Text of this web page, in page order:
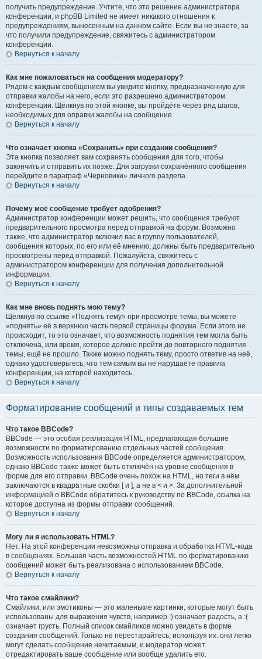
получить предупреждение. Учтите, что это решение администратора
конференции, и phpBB Limited не имеет никакого отношения к
предупреждениям, вынесенным на данном сайте. Если вы не знаете, за
что получили предупреждение, свяжитесь с администратором
конференции.
Вернуться к началу
Как мне пожаловаться на сообщения модератору?
Рядом с каждым сообщением вы увидите кнопку, предназначенную для
отправки жалобы на него, если это разрешено администратором
конференции. Щёлкнув по этой кнопке, вы пройдёте через ряд шагов,
необходимых для оправки жалобы на сообщение.
Вернуться к началу
Что означает кнопка «Сохранить» при создании сообщения?
Эта кнопка позволяет вам сохранять сообщения для того, чтобы
закончить и отправить их позже. Для загрузки сохранённого сообщения
перейдите в параграф «Черновики» личного раздела.
Вернуться к началу
Почему моё сообщение требует одобрения?
Администратор конференции может решить, что сообщения требуют
предварительного просмотра перед отправкой на форум. Возможно
также, что администратор включил вас в группу пользователей,
сообщения которых, по его или её мнению, должны быть предварительно
просмотрены перед отправкой. Пожалуйста, свяжитесь с
администратором конференции для получения дополнительной
информации.
Вернуться к началу
Как мне вновь поднять мою тему?
Щёлкнув по ссылке «Поднять тему» при просмотре темы, вы можете
«поднять» её в верхнюю часть первой страницы форума. Если этого не
происходит, то это означает, что возможность поднятия тем могла быть
отключена, или время, которое должно пройти до повторного поднятия
темы, ещё не прошло. Также можно поднять тему, просто ответив на неё,
однако удостоверьтесь, что тем самым вы не нарушаете правила
конференции, на которой находитесь.
Вернуться к началу
Форматирование сообщений и типы создаваемых тем
Что такое BBCode?
BBCode — это особая реализация HTML, предлагающая большие
возможности по форматированию отдельных частей сообщения.
Возможность использования BBCode определяется администратором,
однако BBCode также может быть отключён на уровне сообщения в
форме для его отправки. BBCode очень похож на HTML, но теги в нём
заключаются в квадратные скобки [ и ], а не в < и >. За дополнительной
информацией о BBCode обратитесь к руководству по BBCode, ссылка на
которое доступна из формы отправки сообщений.
Вернуться к началу
Могу ли я использовать HTML?
Нет. На этой конференции невозможны отправка и обработка HTML-кода
в сообщениях. Большая часть возможностей HTML по форматированию
сообщений может быть реализована с использованием BBCode.
Вернуться к началу
Что такое смайлики?
Смайлики, или эмотиконы — это маленькие картинки, которые могут быть
использованы для выражения чувств, например :) означает радость, а :(
означает грусть. Полный список смайликов можно увидеть в форме
создания сообщений. Только не перестарайтесь, используя их: они легко
могут сделать сообщение нечитаемым, и модератор может
отредактировать ваше сообщение или вообще удалить его.